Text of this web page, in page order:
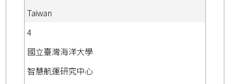
Taiwan
4
國立臺灣海洋大學
智慧航運研究中心